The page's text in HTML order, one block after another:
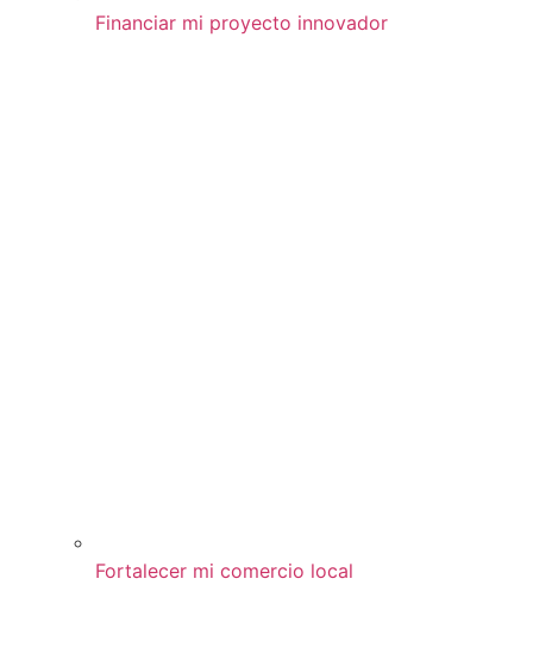
Financiar mi proyecto innovador
Fortalecer mi comercio local